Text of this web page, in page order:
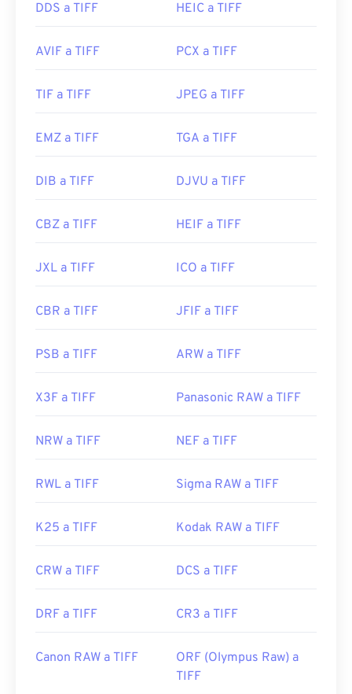
Photoshopy
también son útiles para abrir
Inc.
Lanzamiento inicial:
1986
https://www.adobe.com/creativecloud/file-
https://www.file-extensions.org/extension-de-
DDS a TIFF HEIC a TIFF
AVIF a TIFF PCX a TIFF
TIF a TIFF JPEG a TIFF
EMZ a TIFF TGA a TIFF
DIB a TIFF DJVU a TIFF
CBZ a TIFF HEIF a TIFF
JXL a TIFF ICO a TIFF
CBR a TIFF JFIF a TIFF
PSB a TIFF ARW a TIFF
X3F a TIFF Panasonic RAW a TIFF
NRW a TIFF NEF a TIFF
RWL a TIFF Sigma RAW a TIFF
K25 a TIFF Kodak RAW a TIFF
CRW a TIFF DCS a TIFF
DRF a TIFF CR3 a TIFF
Canon RAW a TIFF
ORF (Olympus Raw) a
TIFF